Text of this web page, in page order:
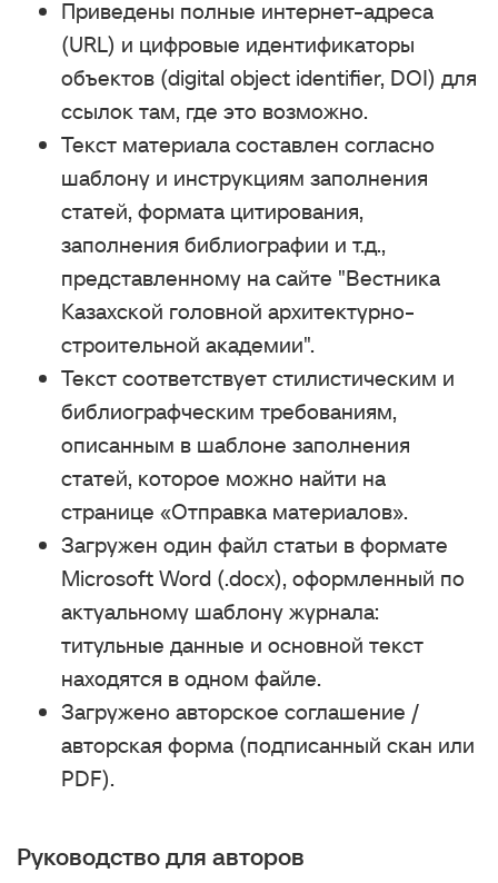
Приведены полные интернет-адреса
(URL) и цифровые идентификаторы
объектов (digital object identifier, DOI) для
ссылок там, где это возможно.
Текст материала составлен согласно
шаблону и инструкциям заполнения
статей, формата цитирования,
заполнения библиографии и т.д.,
представленному на сайте "Вестника
Казахской головной архитектурно-
строительной академии".
Текст соответствует стилистическим и
библиографческим требованиям,
описанным в шаблоне заполнения
статей, которое можно найти на
странице «Отправка материалов».
Загружен один файл статьи в формате
Microsoft Word (.docx), оформленный по
актуальному шаблону журнала:
титульные данные и основной текст
находятся в одном файле.
Загружено авторское соглашение /
авторская форма (подписанный скан или
PDF).
Руководство для авторов